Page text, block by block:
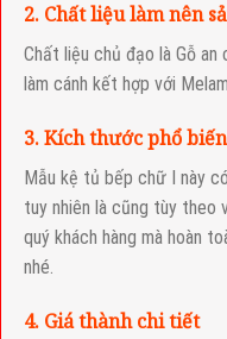
2. Chất liệu làm nên
Chất liệu chủ đạo là Gỗ
làm cánh kết hợp với
3. Kích thước phổ biến
Mẫu kệ tủ bếp chữ I này
tuy nhiên là cũng tùy theo
quý khách hàng mà hoàn
nhé.
4. Giá thành chi tiết